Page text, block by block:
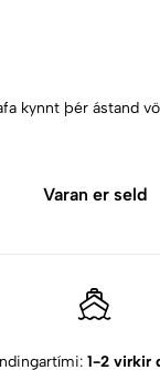
kynnt þér ástand
Varan er seld
1-2 virkir